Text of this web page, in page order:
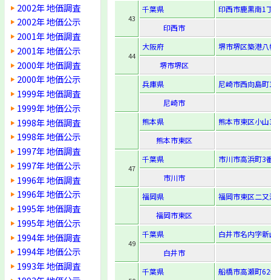
2002年 地価調査
2002年 地価公示
2001年 地価調査
2001年 地価公示
2000年 地価調査
2000年 地価公示
1999年 地価調査
1999年 地価公示
1998年 地価調査
1998年 地価公示
1997年 地価調査
1997年 地価公示
1996年 地価調査
1996年 地価公示
1995年 地価調査
1995年 地価公示
1994年 地価調査
1994年 地価公示
1993年 地価調査
43
千葉県
印西市鹿黒南1
印西市
44
大阪府
堺市堺区築港
堺市堺区
兵庫県
尼崎市西向島
尼崎市
熊本県
熊本市東区小
熊本市東区
47
千葉県
市川市高浜町3
市川市
福岡県
福岡市東区二
福岡市東区
49
千葉県
白井市名内字
白井市
千葉県 船橋市高瀬町